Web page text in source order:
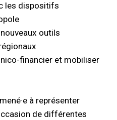
les dispositifs
outils
financier et mobiliser
à représenter
de différentes